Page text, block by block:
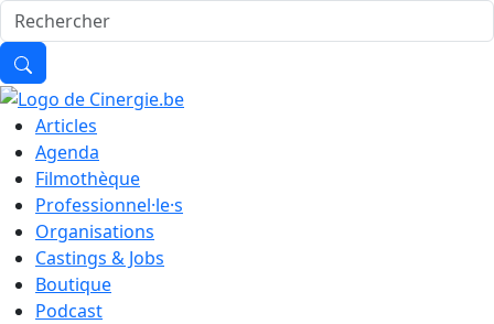
Articles
Agenda
Filmothèque
Professionnel·le·s
Organisations
Castings & Jobs
Boutique
Podcast